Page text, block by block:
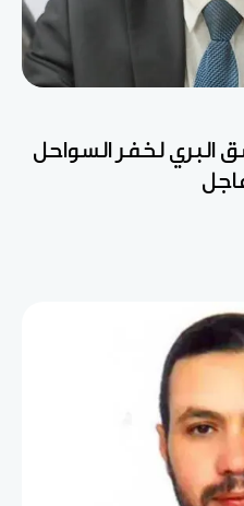
البري لخفر السواحل